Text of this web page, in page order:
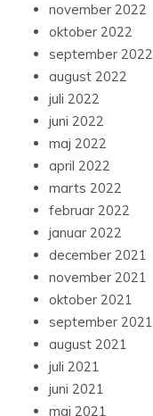
november 2022
oktober 2022
september 2022
august 2022
juli 2022
juni 2022
maj 2022
april 2022
marts 2022
februar 2022
januar 2022
december 2021
november 2021
oktober 2021
september 2021
august 2021
juli 2021
juni 2021
maj 2021